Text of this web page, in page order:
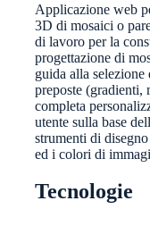
Applicazione web
3D di mosaici o
di lavoro per la
progettazione di
guida alla
preposte (gradienti,
completa
utente sulla base
strumenti di
ed i colori di
Tecnologie